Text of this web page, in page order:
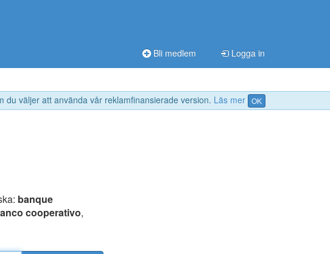
väljer att använda vår reklamfinansierade version. Läs mer OK
Bli medlem Logga in
banque
cooperativo,